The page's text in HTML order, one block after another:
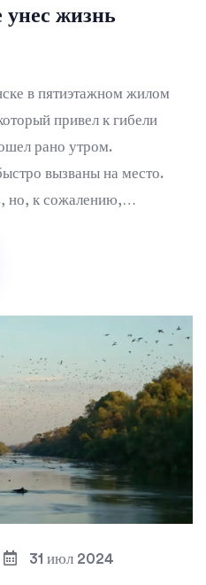
унес жизнь
в пятиэтажном жилом
привел к гибели
рано утром.
вызваны на место.
но, к сожалению,
были эвакуированы,
31 июл 2024